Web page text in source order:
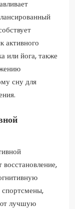
активного
или йога, также
сну для
лучшую